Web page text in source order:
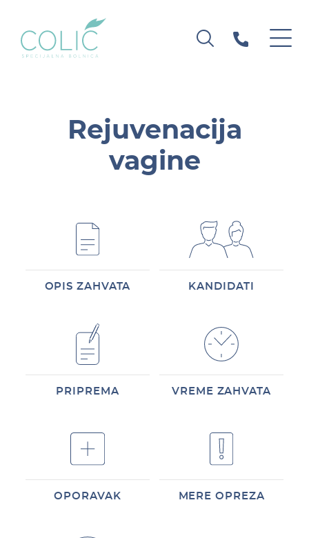
Rejuvenacija
vagine
OPIS ZAHVATA KANDIDATI
PRIPREMA VREME ZAHVATA
OPORAVAK MERE OPREZA